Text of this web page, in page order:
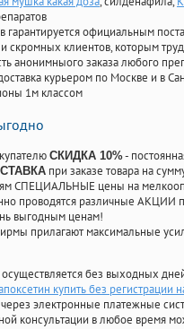
гарантируется официальным
скромных клиентов, которым
анонимныого заказа любого
курьером по Москве и в
1м классом
СКИДКА 10%-
при заказе товара на
СПЕЦИАЛЬНЫЕ цены на
проводятся различные
выгодным ценам!
прилагают максимальные
осуществляется без выходных
купить без регистрации
электронные платежные
консультации в любое время